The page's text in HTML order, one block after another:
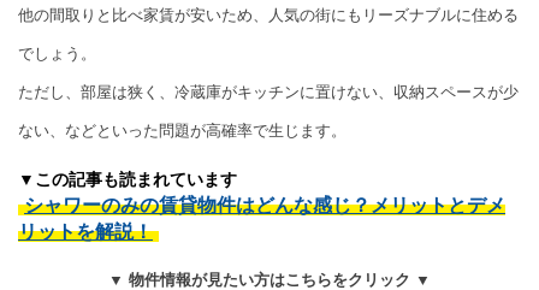
他の間取りと比べ家賃が安いため、人気の街にもリーズナブルに住める
でしょう。
ただし、部屋は狭く、冷蔵庫がキッチンに置けない、収納スペースが少
ない、などといった問題が高確率で生じます。
▼この記事も読まれています
シャワーのみの賃貸物件はどんな感じ？メリットとデメ
リットを解説！
▼ 物件情報が見たい方はこちらをクリック ▼